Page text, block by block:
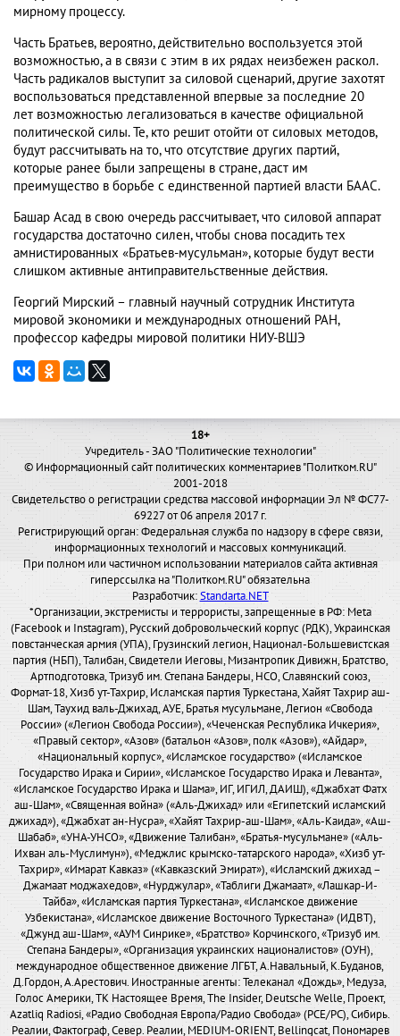
мирному процессу.
Часть Братьев, вероятно, действительно воспользуется этой
возможностью, а в связи с этим в их рядах неизбежен раскол.
Часть радикалов выступит за силовой сценарий, другие захотят
воспользоваться представленной впервые за последние 20
лет возможностью легализоваться в качестве официальной
политической силы. Те, кто решит отойти от силовых методов,
будут рассчитывать на то, что отсутствие других партий,
которые ранее были запрещены в стране, даст им
преимущество в борьбе с единственной партией власти БААС.
Башар Асад в свою очередь рассчитывает, что силовой аппарат
государства достаточно силен, чтобы снова посадить тех
амнистированных «Братьев-мусульман», которые будут вести
слишком активные антиправительственные действия.
Георгий Мирский – главный научный сотрудник Института
мировой экономики и международных отношений РАН,
профессор кафедры мировой политики НИУ-ВШЭ
18+
Учредитель - ЗАО "Политические технологии"
© Информационный сайт политических комментариев "Политком.RU"
2001-2018
Свидетельство о регистрации средства массовой информации Эл № ФС77-
69227 от 06 апреля 2017 г.
Регистрирующий орган: Федеральная служба по надзору в сфере связи,
информационных технологий и массовых коммуникаций.
При полном или частичном использовании материалов сайта активная
гиперссылка на "Политком.RU" обязательна
Разработчик:Standarta.NET
*Организации, экстремисты и террористы, запрещенные в РФ: Meta
(Facebook и Instagram), Русский добровольческий корпус (РДК), Украинская
повстанческая армия (УПА), Грузинский легион, Национал-Большевистская
партия (НБП), Талибан, Свидетели Иеговы, Мизантропик Дивижн, Братство,
Артподготовка, Тризуб им. Степана Бандеры, НСО, Славянский союз,
Формат-18, Хизб ут-Тахрир, Исламская партия Туркестана, Хайят Тахрир аш-
Шам, Таухид валь-Джихад, АУЕ, Братья мусульмане, Легион «Свобода
России» («Легион Свобода России»), «Чеченская Республика Ичкерия»,
«Правый сектор», «Азов» (батальон «Азов», полк «Азов»), «Айдар»,
«Национальный корпус», «Исламское государство» («Исламское
Государство Ирака и Сирии», «Исламское Государство Ирака и Леванта»,
«Исламское Государство Ирака и Шама», ИГ, ИГИЛ, ДАИШ), «Джабхат Фатх
аш-Шам», «Священная война» («Аль-Джихад» или «Египетский исламский
джихад»), «Джабхат ан-Нусра», «Хайят Тахрир-аш-Шам», «Аль-Каида», «Аш-
Шабаб», «УНА-УНСО», «Движение Талибан», «Братья-мусульмане» («Аль-
Ихван аль-Муслимун»), «Меджлис крымско-татарского народа», «Хизб ут-
Тахрир», «Имарат Кавказ» («Кавказский Эмират»), «Исламский джихад –
Джамаат моджахедов», «Нурджулар», «Таблиги Джамаат», «Лашкар-И-
Тайба», «Исламская партия Туркестана», «Исламское движение
Узбекистана», «Исламское движение Восточного Туркестана» (ИДВТ),
«Джунд аш-Шам», «АУМ Синрике», «Братство» Корчинского, «Тризуб им.
Степана Бандеры», «Организация украинских националистов» (ОУН),
международное общественное движение ЛГБТ, А.Навальный, К.Буданов,
Д.Гордон, А.Арестович. Иностранные агенты: Телеканал «Дождь», Медуза,
Голос Америки, ТК Настоящее Время, The Insider, Deutsche Welle, Проект,
Azatliq Radiosi, «Радио Свободная Европа/Радио Свобода» (PCE/PC), Сибирь.
Реалии, Фактограф, Север. Реалии, MEDIUM-ORIENT, Bellingcat, Пономарев